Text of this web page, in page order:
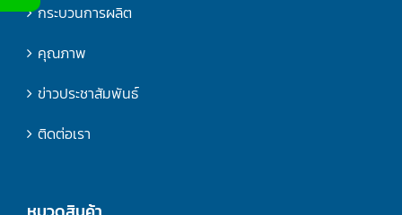
กระบวนการผลิต
คุณภาพ
ข่าวประชาสัมพันธ์
ติดต่อเรา